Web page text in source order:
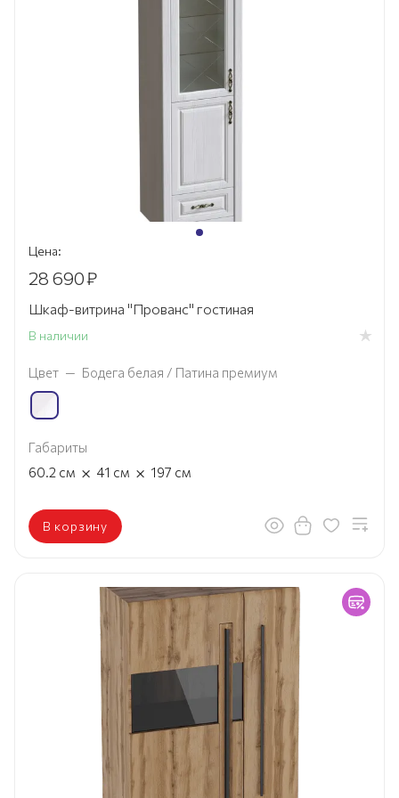
Цена:
28 690₽
Шкаф-витрина "Прованс" гостиная
В наличии
Цвет — Бодега белая / Патина премиум
Габариты
60.2 см × 41 см × 197 см
В корзину